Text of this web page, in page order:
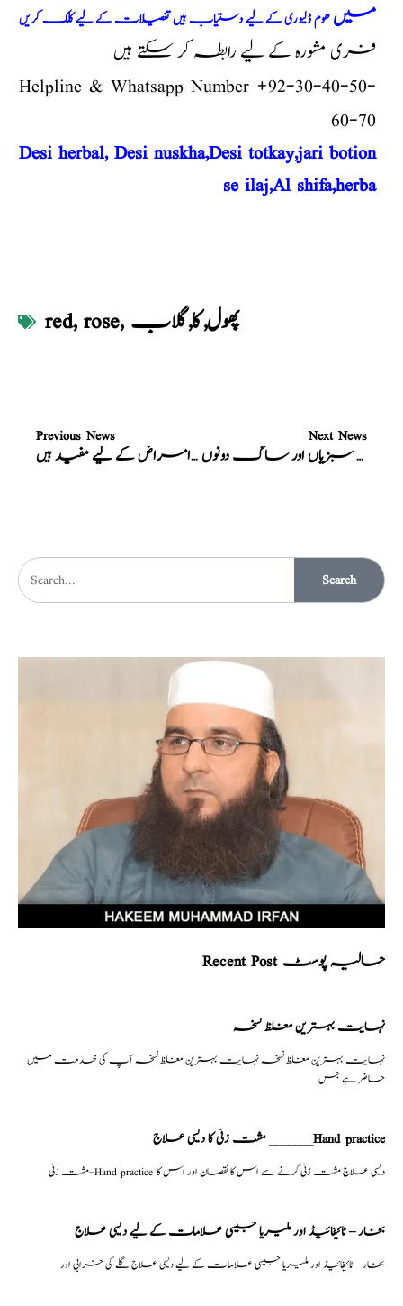
میںھوم ڈلیوری کے لیے دستیاب ہیں تفصیلات کے لیے کلک کریں
فری مشورہ کے لیے رابطہ کر سکتے ہیں
Helpline & Whatsapp Number +92-30-40-50-
60-70
Desi herbal, Desi nuskha,Desi totkay,jari botion
se ilaj,Al shifa,herba
red,rose, پھول,کا,گلاب
Previous News
بادام معدہ کےامراض کے لیے مفید ہیں
Next News
سبز پتّوں والی سبزیاں اور ساگ دونوں
Search
Recent Post حالیہ پوسٹ
نہایت بہترین مغلظ نسخہ
نہایت بہترین مغلظ نسخہ نہایت بہترین مغلظ نسخہ آپ کی خدمت میں
حاضر ہے جس
مشت زنی کا دیسی علاج _______Hand practice
مشت زنی–Hand practice دیسی علاج مشت زنی کرنے سے اس کا نقصان اور اس کا
بخار – ٹائیفائیڈ اور ملیریا جیسی علامات کے لیے دیسی علاج
بخار – ٹائیفائیڈ اور ملیریا جیسی علامات کے لیے دیسی علاج گلے کی خرابی اور